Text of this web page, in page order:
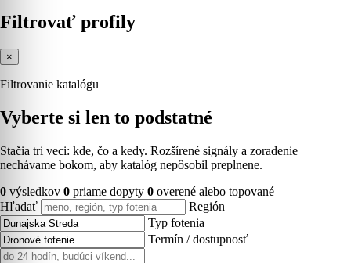
Filtrovať profily
×
Filtrovanie katalógu
Vyberte si len to podstatné
Stačia tri veci: kde, čo a kedy. Rozšírené signály a zoradenie
nechávame bokom, aby katalóg nepôsobil preplnene.
0 výsledkov 0 priame dopyty 0 overené alebo topované
Hľadať
Región
Typ fotenia
Termín / dostupnosť